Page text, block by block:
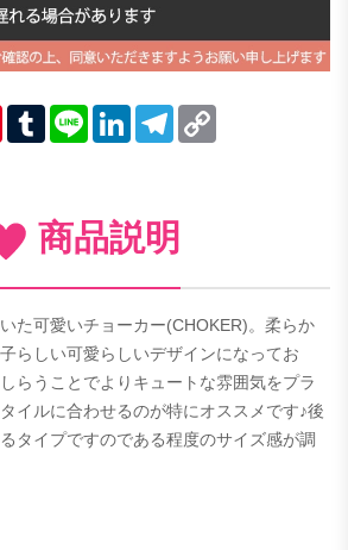
PinterestTumblrLine LinkedInTelegram
商品説明
た可愛いチョーカー(CHOKER)。柔らか
らしい可愛らしいデザインになってお
らうことでよりキュートな雰囲気をプラ
イルに合わせるのが特にオススメです♪後
タイプですのである程度のサイズ感が調